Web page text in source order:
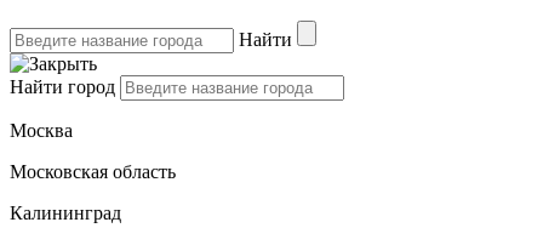
Найти
Найти город
Москва
Московская область
Калининград